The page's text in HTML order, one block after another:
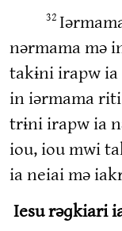
32
nərmama mə
takɨni irapw
in iərmama
trɨni irapw ia
iou, iou mwi
ia neiai mə
Iesu rəɡkiari